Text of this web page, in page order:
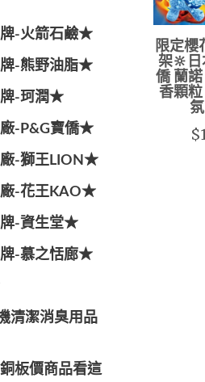
-火箭石鹼★
-熊野油脂★
-珂潤★
-P&G寶僑★
-獅王LION★
-花王KAO★
-資生堂★
-慕之恬廊★
清潔消臭用品
板價商品看這
限定櫻
架🔆日
僑 蘭
香顆